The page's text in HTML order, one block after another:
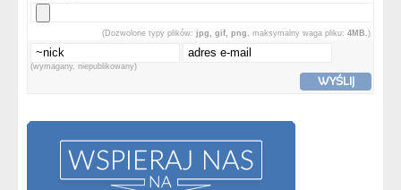
(Dozwolone typy plików: jpg, gif, png , maksymalny waga pliku: 4MB. )
(wymagany, niepublikowany)
WYŚLIJ